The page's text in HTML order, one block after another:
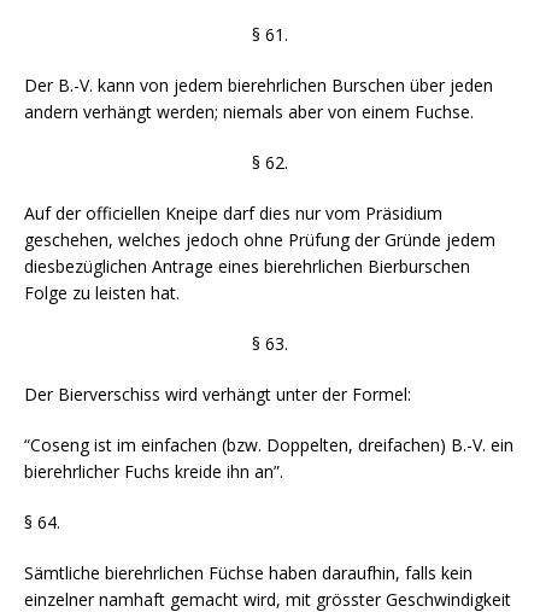
§ 61.
Der B.-V. kann von jedem bierehrlichen Burschen über jeden
andern verhängt werden; niemals aber von einem Fuchse.
§ 62.
Auf der officiellen Kneipe darf dies nur vom Präsidium
geschehen, welches jedoch ohne Prüfung der Gründe jedem
diesbezüglichen Antrage eines bierehrlichen Bierburschen
Folge zu leisten hat.
§ 63.
Der Bierverschiss wird verhängt unter der Formel:
“Coseng ist im einfachen (bzw. Doppelten, dreifachen) B.-V. ein
bierehrlicher Fuchs kreide ihn an”.
§ 64.
Sämtliche bierehrlichen Füchse haben daraufhin, falls kein
einzelner namhaft gemacht wird, mit grösster Geschwindigkeit